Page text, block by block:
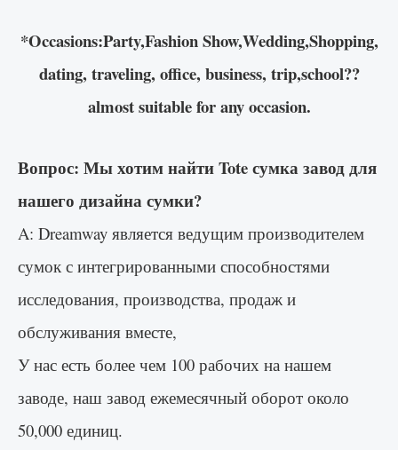
*Occasions:Party,Fashion Show,Wedding,Shopping,
dating, traveling, office, business, trip,school??
almost suitable for any occasion.
Вопрос: Мы хотим найти Tote сумка завод для
нашего дизайна сумки?
A: Dreamway является ведущим производителем
сумок с интегрированными способностями
исследования, производства, продаж и
обслуживания вместе,
У нас есть более чем 100 рабочих на нашем
заводе, наш завод ежемесячный оборот около
50,000 единиц.